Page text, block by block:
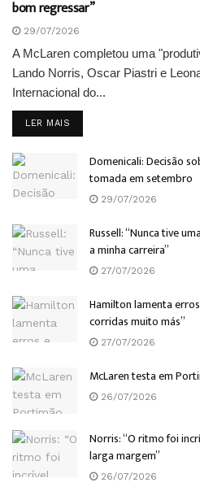
bom regressar”
29/07/2026
A McLaren completou uma
Lando Norris, Oscar Piastri e
Internacional do...
LER MAIS
Domenicali: Decisão
tomada em setembro
29/07/2026
Russell: “Nunca tive
a minha carreira”
27/07/2026
Hamilton lamenta
corridas muito más”
27/07/2026
McLaren testa em
26/07/2026
Norris: “O ritmo foi
larga margem”
26/07/2026